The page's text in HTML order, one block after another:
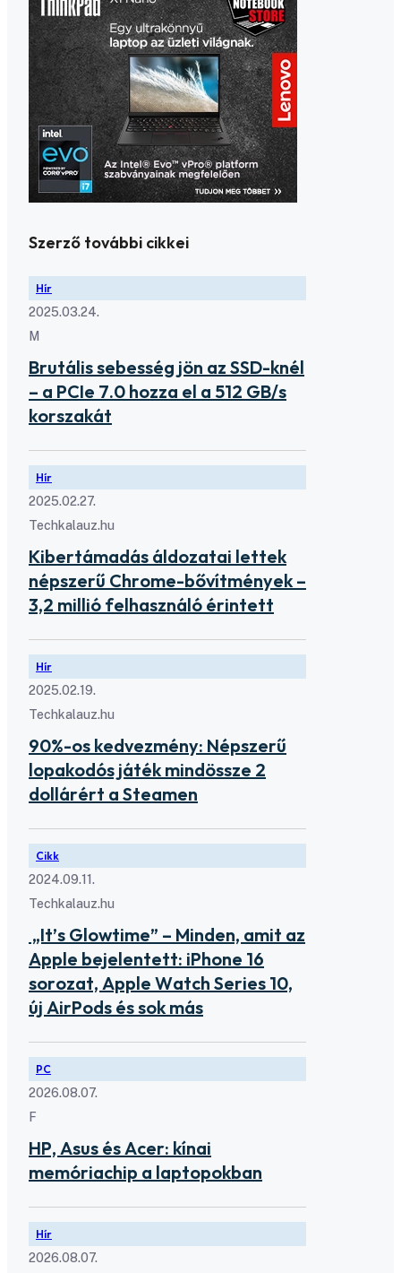
Szerző további cikkei
Hír
2025.03.24.
M
Brutális sebesség jön az SSD-knél
– a PCIe 7.0 hozza el a 512 GB/s
korszakát
Hír
2025.02.27.
Techkalauz.hu
Kibertámadás áldozatai lettek
népszerű Chrome-bővítmények –
3,2 millió felhasználó érintett
Hír
2025.02.19.
Techkalauz.hu
90%-os kedvezmény: Népszerű
lopakodós játék mindössze 2
dollárért a Steamen
Cikk
2024.09.11.
Techkalauz.hu
„It’s Glowtime” – Minden, amit az
Apple bejelentett: iPhone 16
sorozat, Apple Watch Series 10,
új AirPods és sok más
PC
2026.08.07.
F
HP, Asus és Acer: kínai
memóriachip a laptopokban
Hír
2026.08.07.